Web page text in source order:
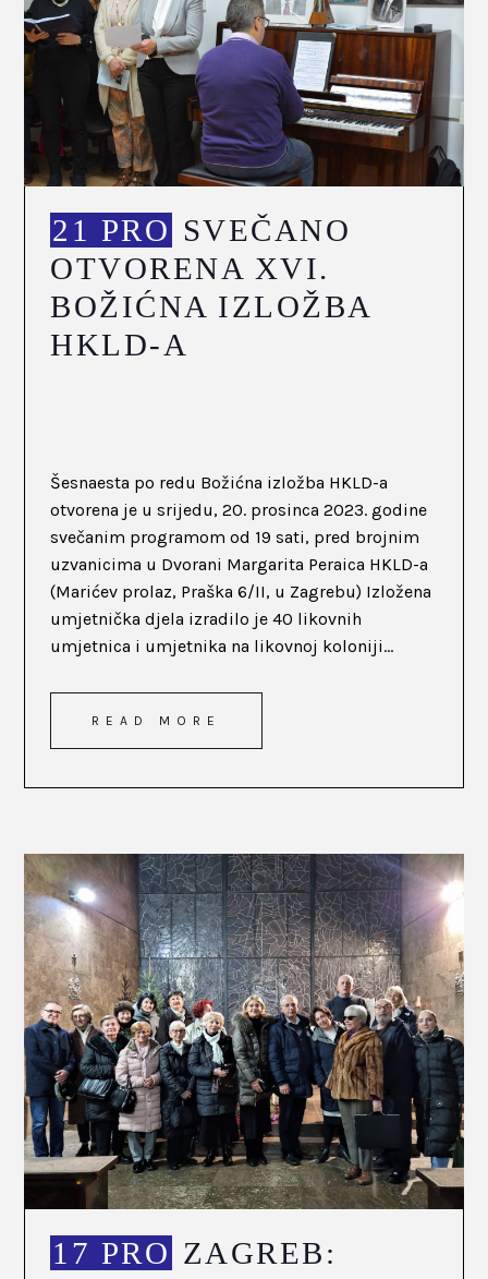
21 PRO SVEČANO
OTVORENA XVI.
BOŽIĆNA IZLOŽBA
HKLD-A
Šesnaesta po redu Božićna izložba HKLD-a
otvorena je u srijedu, 20. prosinca 2023. godine
svečanim programom od 19 sati, pred brojnim
uzvanicima u Dvorani Margarita Peraica HKLD-a
(Marićev prolaz, Praška 6/II, u Zagrebu) Izložena
umjetnička djela izradilo je 40 likovnih
umjetnica i umjetnika na likovnoj koloniji...
READ MORE
17 PRO ZAGREB: